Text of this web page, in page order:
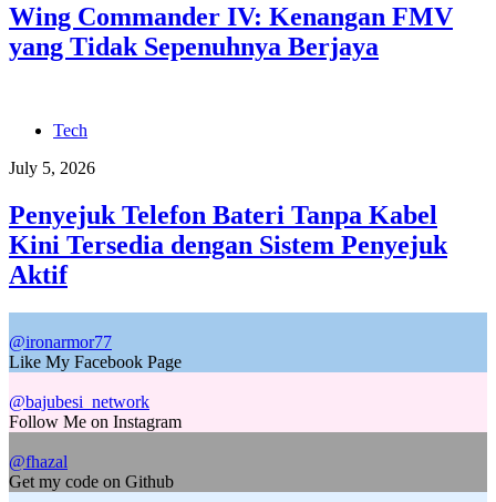
Wing Commander IV: Kenangan FMV
yang Tidak Sepenuhnya Berjaya
Tech
July 5, 2026
Penyejuk Telefon Bateri Tanpa Kabel
Kini Tersedia dengan Sistem Penyejuk
Aktif
@ironarmor77
Like My Facebook Page
@bajubesi_network
Follow Me on Instagram
@fhazal
Get my code on Github